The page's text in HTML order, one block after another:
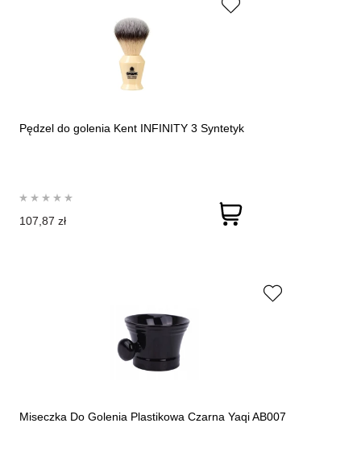
Pędzel do golenia Kent INFINITY 3 Syntetyk
107,87 zł
Miseczka Do Golenia Plastikowa Czarna Yaqi AB007